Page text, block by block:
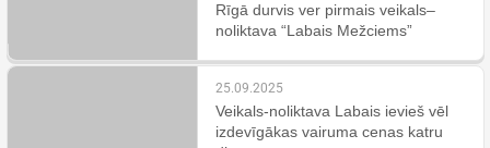
Rīgā durvis ver pirmais veikals–
noliktava “Labais Mežciems”
25.09.2025
Veikals-noliktava Labais ievieš vēl
izdevīgākas vairuma cenas katru